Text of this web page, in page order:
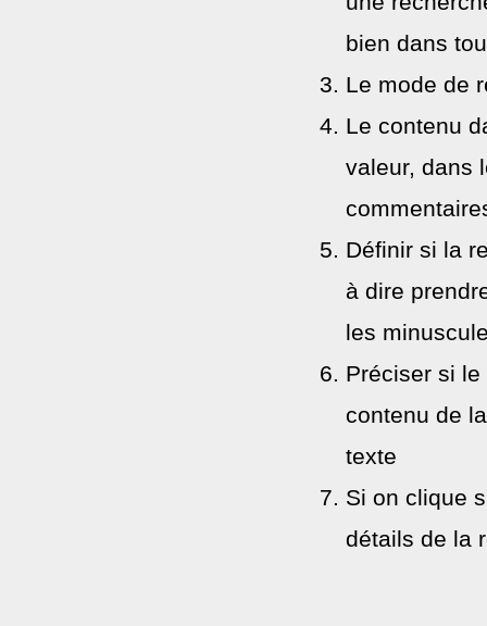
bien dans
Le mode de
Le contenu
valeur, dans
Définir si la
à dire
les
Préciser si
contenu de
texte
Si on clique
détails de la